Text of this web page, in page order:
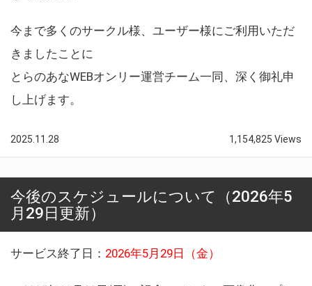
今まで多くのサークル様、ユーザー様にご利用いただ
きましたことに
とらのあなWEBオンリー運営チーム一同、深く御礼申
し上げます。
2025.11.28 1,154,825 Views
今後のスケジュールについて（2026年5
月29日更新）
サービス終了日： 2026年5月29日（金）